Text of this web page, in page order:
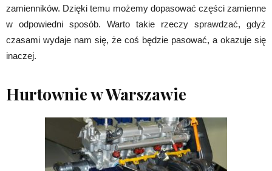
zamienników. Dzięki temu możemy dopasować części zamienne
w odpowiedni sposób. Warto takie rzeczy sprawdzać, gdyż
czasami wydaje nam się, że coś będzie pasować, a okazuje się
inaczej.
Hurtownie w Warszawie